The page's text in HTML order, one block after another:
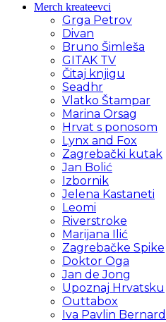
Merch kreateevci
Grga Petrov
Divan
Bruno Šimleša
GITAK TV
Čitaj knjigu
Seadhr
Vlatko Štampar
Marina Orsag
Hrvat s ponosom
Lynx and Fox
Zagrebački kutak
Jan Bolić
Izbornik
Jelena Kastaneti
Leomi
Riverstroke
Marijana Ilić
Zagrebačke Spike
Doktor Oga
Jan de Jong
Upoznaj Hrvatsku
Outtabox
Iva Pavlin